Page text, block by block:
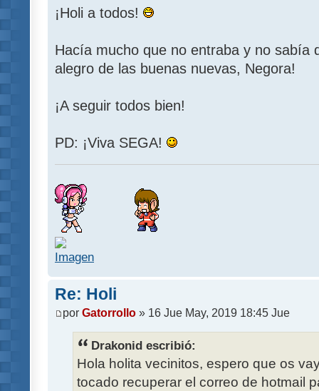
¡Holi a todos!
Hacía mucho que no entraba y no sabía
alegro de las buenas nuevas, Negora!
¡A seguir todos bien!
PD: ¡Viva SEGA!
Re: Holi
por Gatorrollo » 16 Jue May, 2019 18:45 Jue
Drakonid escribió:
Hola holita vecinitos, espero que os
tocado recuperar el correo de hotmail